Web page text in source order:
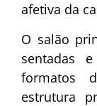
afetiva da
O salão
sentadas
formatos
estrutura